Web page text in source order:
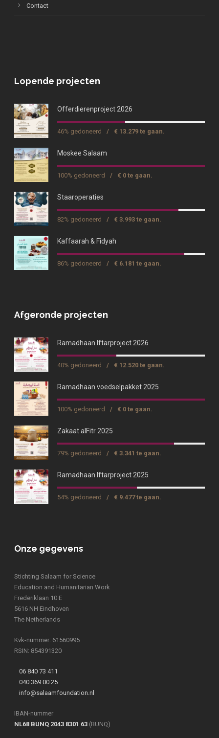
Contact
Lopende projecten
Offerdierenproject 2026
46% gedoneerd / € 13.279 te gaan.
Moskee Salaam
100% gedoneerd / € 0 te gaan.
Staaroperaties
82% gedoneerd / € 3.993 te gaan.
Kaffaarah & Fidyah
86% gedoneerd / € 6.181 te gaan.
Afgeronde projecten
Ramadhaan Iftarproject 2026
40% gedoneerd / € 12.520 te gaan.
Ramadhaan voedselpakket 2025
100% gedoneerd / € 0 te gaan.
Zakaat alFitr 2025
79% gedoneerd / € 3.341 te gaan.
Ramadhaan Iftarproject 2025
54% gedoneerd / € 9.477 te gaan.
Onze gegevens
Stichting Salaam for Science
Education and Humanitarian Work
Frederiklaan 10 E
5616 NH Eindhoven
The Netherlands
Kvk-nummer: 61560995
RSIN: 854391320
06 840 73 411
040 369 00 25
info@salaamfoundation.nl
IBAN-nummer
NL68 BUNQ 2043 8301 63 (BUNQ)